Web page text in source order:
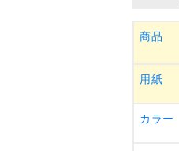
商品
用紙
カラー